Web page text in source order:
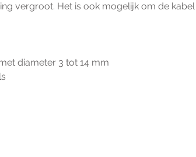
vergroot. Het is ook mogelijk om de kabel
diameter 3 tot 14 mm